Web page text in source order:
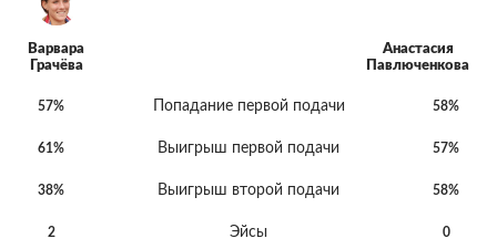
Варвара
Грачёва
Анастасия
Павлюченкова
57% Попадание первой подачи 58%
61% Выигрыш первой подачи 57%
38% Выигрыш второй подачи 58%
2 Эйсы 0